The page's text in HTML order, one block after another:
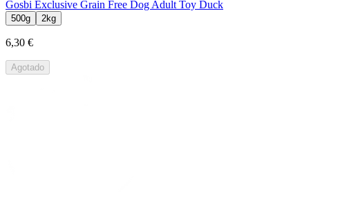
Gosbi Exclusive Grain Free Dog Adult Toy Duck
500g 2kg
6,30 €
Agotado